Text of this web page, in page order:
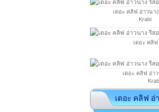
เดอะ คลิฟ อ่าวนา
Krabi
เดอะ คลิ
เดอะ คลิฟ อ่า
เดอะ คลิฟ อ่